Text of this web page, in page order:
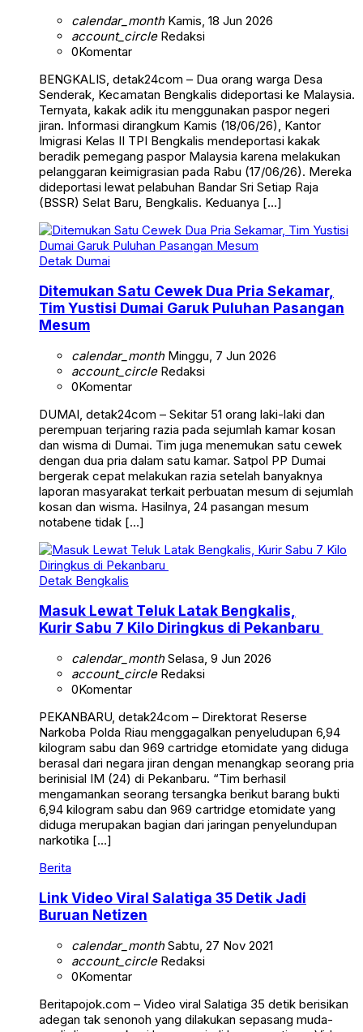
calendar_monthKamis, 18 Jun 2026
account_circleRedaksi
0Komentar
BENGKALIS, detak24com – Dua orang warga Desa
Senderak, Kecamatan Bengkalis dideportasi ke Malaysia.
Ternyata, kakak adik itu menggunakan paspor negeri
jiran. Informasi dirangkum Kamis (18/06/26), Kantor
Imigrasi Kelas II TPI Bengkalis mendeportasi kakak
beradik pemegang paspor Malaysia karena melakukan
pelanggaran keimigrasian pada Rabu (17/06/26). Mereka
dideportasi lewat pelabuhan Bandar Sri Setiap Raja
(BSSR) Selat Baru, Bengkalis. Keduanya […]
Detak Dumai
Ditemukan Satu Cewek Dua Pria Sekamar,
Tim Yustisi Dumai Garuk Puluhan Pasangan
Mesum
calendar_monthMinggu, 7 Jun 2026
account_circleRedaksi
0Komentar
DUMAI, detak24com – Sekitar 51 orang laki-laki dan
perempuan terjaring razia pada sejumlah kamar kosan
dan wisma di Dumai. Tim juga menemukan satu cewek
dengan dua pria dalam satu kamar. Satpol PP Dumai
bergerak cepat melakukan razia setelah banyaknya
laporan masyarakat terkait perbuatan mesum di sejumlah
kosan dan wisma. Hasilnya, 24 pasangan mesum
notabene tidak […]
Detak Bengkalis
Masuk Lewat Teluk Latak Bengkalis,
Kurir Sabu 7 Kilo Diringkus di Pekanbaru
calendar_monthSelasa, 9 Jun 2026
account_circleRedaksi
0Komentar
PEKANBARU, detak24com – Direktorat Reserse
Narkoba Polda Riau menggagalkan penyeludupan 6,94
kilogram sabu dan 969 cartridge etomidate yang diduga
berasal dari negara jiran dengan menangkap seorang pria
berinisial IM (24) di Pekanbaru. “Tim berhasil
mengamankan seorang tersangka berikut barang bukti
6,94 kilogram sabu dan 969 cartridge etomidate yang
diduga merupakan bagian dari jaringan penyelundupan
narkotika […]
Berita
Link Video Viral Salatiga 35 Detik Jadi
Buruan Netizen
calendar_monthSabtu, 27 Nov 2021
account_circleRedaksi
0Komentar
Beritapojok.com – Video viral Salatiga 35 detik berisikan
adegan tak senonoh yang dilakukan sepasang muda-